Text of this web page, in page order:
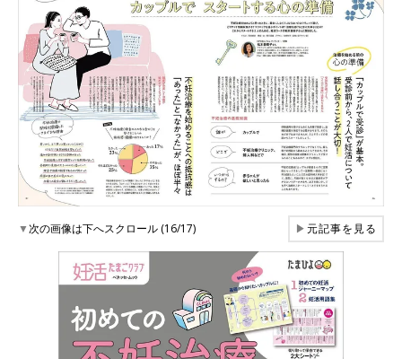
▼次の画像は下へスクロール (16/17) ▶元記事を見る